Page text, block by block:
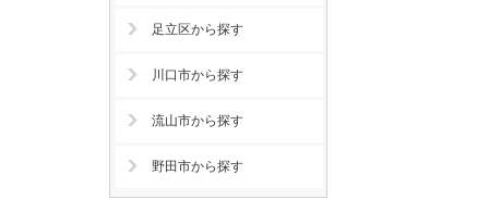
足立区から探す
川口市から探す
流山市から探す
野田市から探す